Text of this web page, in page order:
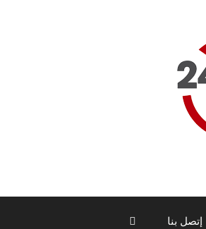
إتصل بنا